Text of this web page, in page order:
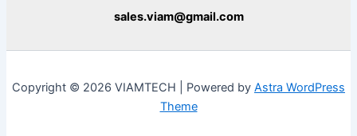
sales.viam@gmail.com
Copyright © 2026 VIAMTECH | Powered by Astra WordPress
Theme